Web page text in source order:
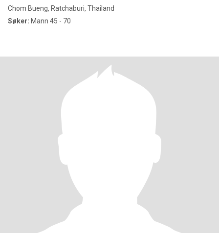
Chom Bueng, Ratchaburi, Thailand
Søker: Mann 45 - 70